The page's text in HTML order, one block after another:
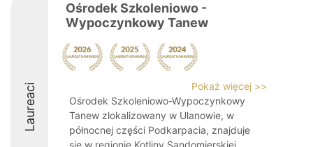
Laureaci
Ośrodek Szkoleniowo -
Wypoczynkowy Tanew
Pokaż więcej >>
Ośrodek Szkoleniowo-Wypoczynkowy
Tanew zlokalizowany w Ulanowie, w
północnej części Podkarpacia, znajduje
się w regionie Kotliny Sandomierskiej,